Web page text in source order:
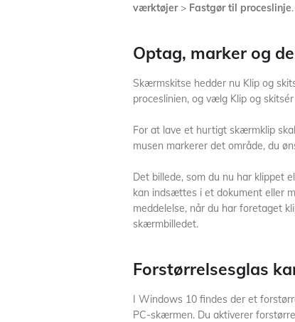
værktøjer> Fastgør til proceslinje.
Optag, marker og
Skærmskitse hedder nu Klip og
proceslinien, og vælg Klip og
For at lave et hurtigt skærmklip
musen markerer det område, du
Det billede, som du nu har klippet
kan indsættes i et dokument eller
meddelelse, når du har foretaget
skærmbilledet.
Forstørrelsesglas
I Windows 10 findes der et
PC-skærmen. Du aktiverer